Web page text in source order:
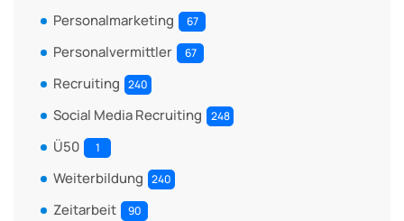
Personalmarketing 67
Personalvermittler 67
Recruiting 240
Social Media Recruiting 248
Ü50 1
Weiterbildung 240
Zeitarbeit 90